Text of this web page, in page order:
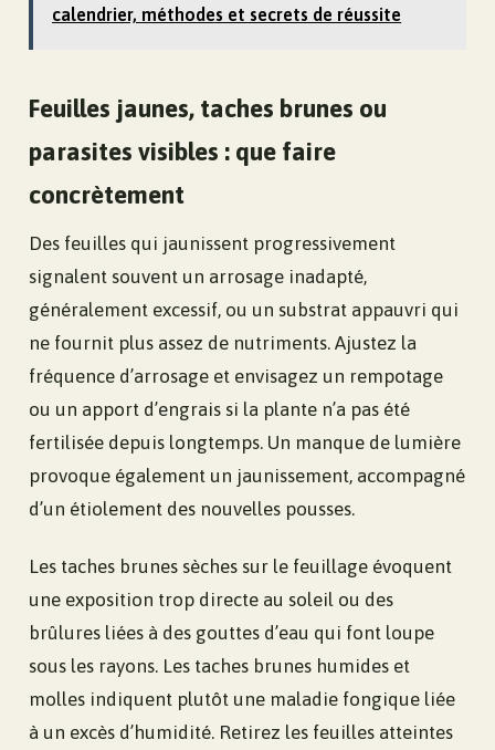
calendrier, méthodes et secrets de réussite
Feuilles jaunes, taches brunes ou
parasites visibles : que faire
concrètement
Des feuilles qui jaunissent progressivement
signalent souvent un arrosage inadapté,
généralement excessif, ou un substrat appauvri qui
ne fournit plus assez de nutriments. Ajustez la
fréquence d’arrosage et envisagez un rempotage
ou un apport d’engrais si la plante n’a pas été
fertilisée depuis longtemps. Un manque de lumière
provoque également un jaunissement, accompagné
d’un étiolement des nouvelles pousses.
Les taches brunes sèches sur le feuillage évoquent
une exposition trop directe au soleil ou des
brûlures liées à des gouttes d’eau qui font loupe
sous les rayons. Les taches brunes humides et
molles indiquent plutôt une maladie fongique liée
à un excès d’humidité. Retirez les feuilles atteintes